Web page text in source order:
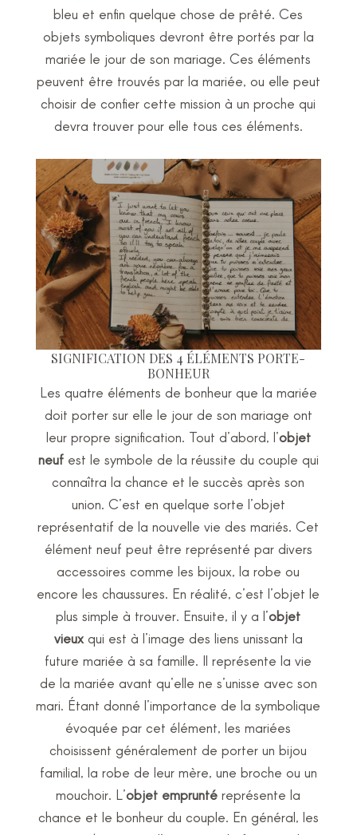
bleu et enfin quelque chose de prêté. Ces
objets symboliques devront être portés par la
mariée le jour de son mariage. Ces éléments
peuvent être trouvés par la mariée, ou elle peut
choisir de confier cette mission à un proche qui
devra trouver pour elle tous ces éléments.
SIGNIFICATION DES 4 ÉLÉMENTS PORTE-
BONHEUR
Les quatre éléments de bonheur que la mariée
doit porter sur elle le jour de son mariage ont
leur propre signification. Tout d’abord, l’objet
neuf est le symbole de la réussite du couple qui
connaîtra la chance et le succès après son
union. C’est en quelque sorte l’objet
représentatif de la nouvelle vie des mariés. Cet
élément neuf peut être représenté par divers
accessoires comme les bijoux, la robe ou
encore les chaussures. En réalité, c’est l’objet le
plus simple à trouver. Ensuite, il y a l’objet
vieux qui est à l’image des liens unissant la
future mariée à sa famille. Il représente la vie
de la mariée avant qu’elle ne s’unisse avec son
mari. Étant donné l’importance de la symbolique
évoquée par cet élément, les mariées
choisissent généralement de porter un bijou
familial, la robe de leur mère, une broche ou un
mouchoir. L’objet emprunté représente la
chance et le bonheur du couple. En général, les